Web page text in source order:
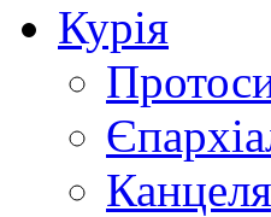
Курія